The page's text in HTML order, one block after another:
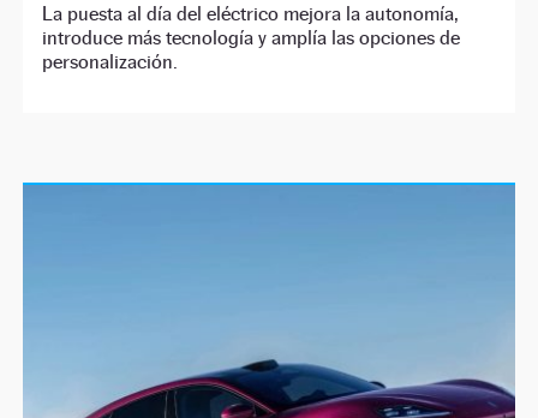
La puesta al día del eléctrico mejora la autonomía,
introduce más tecnología y amplía las opciones de
personalización.